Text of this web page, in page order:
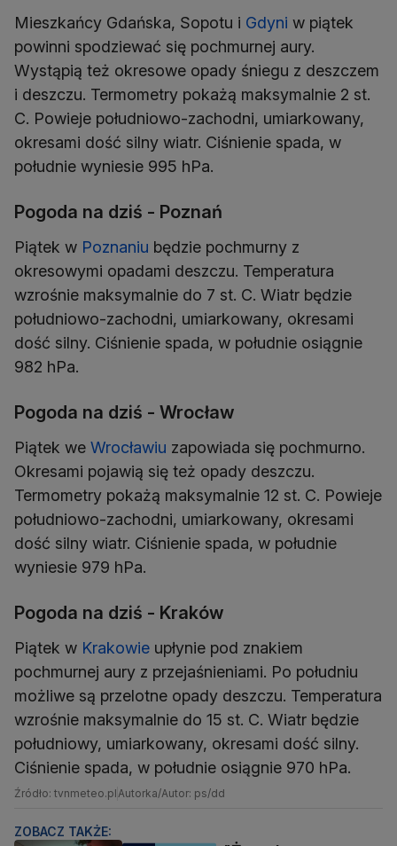
Mieszkańcy Gdańska, Sopotu i Gdyni w piątek
powinni spodziewać się pochmurnej aury.
Wystąpią też okresowe opady śniegu z deszczem
i deszczu. Termometry pokażą maksymalnie 2 st.
C. Powieje południowo-zachodni, umiarkowany,
okresami dość silny wiatr. Ciśnienie spada, w
południe wyniesie 995 hPa.
Pogoda na dziś - Poznań
Piątek w Poznaniu będzie pochmurny z
okresowymi opadami deszczu. Temperatura
wzrośnie maksymalnie do 7 st. C. Wiatr będzie
południowo-zachodni, umiarkowany, okresami
dość silny. Ciśnienie spada, w południe osiągnie
982 hPa.
Pogoda na dziś - Wrocław
Piątek we Wrocławiu zapowiada się pochmurno.
Okresami pojawią się też opady deszczu.
Termometry pokażą maksymalnie 12 st. C. Powieje
południowo-zachodni, umiarkowany, okresami
dość silny wiatr. Ciśnienie spada, w południe
wyniesie 979 hPa.
Pogoda na dziś - Kraków
Piątek w Krakowie upłynie pod znakiem
pochmurnej aury z przejaśnieniami. Po południu
możliwe są przelotne opady deszczu. Temperatura
wzrośnie maksymalnie do 15 st. C. Wiatr będzie
południowy, umiarkowany, okresami dość silny.
Ciśnienie spada, w południe osiągnie 970 hPa.
Źródło: tvnmeteo.plAutorka/Autor: ps/dd
ZOBACZ TAKŻE: